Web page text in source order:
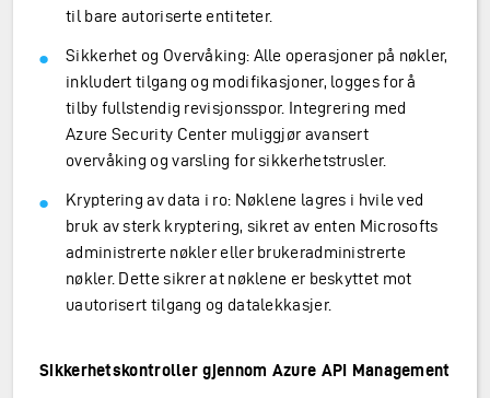
til bare autoriserte entiteter.
Sikkerhet og Overvåking: Alle operasjoner på nøkler,
inkludert tilgang og modifikasjoner, logges for å
tilby fullstendig revisjonsspor. Integrering med
Azure Security Center muliggjør avansert
overvåking og varsling for sikkerhetstrusler.
Kryptering av data i ro: Nøklene lagres i hvile ved
bruk av sterk kryptering, sikret av enten Microsofts
administrerte nøkler eller brukeradministrerte
nøkler. Dette sikrer at nøklene er beskyttet mot
uautorisert tilgang og datalekkasjer.
Sikkerhetskontroller gjennom Azure API Management